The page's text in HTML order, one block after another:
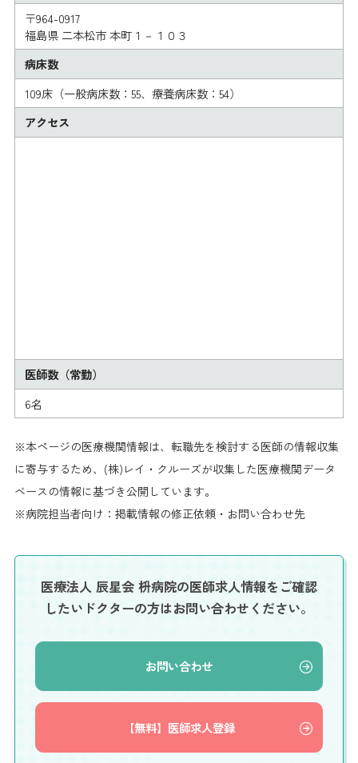
〒964-0917
福島県 二本松市 本町１－１０３
病床数
109床（一般病床数：55、療養病床数：54）
アクセス
医師数（常勤）
6名
※本ページの医療機関情報は、転職先を検討する医師の情報収集
に寄与するため、(株)レイ・クルーズが収集した医療機関データ
ベースの情報に基づき公開しています。
※病院担当者向け：掲載情報の修正依頼・お問い合わせ先
医療法人 辰星会 枡病院の医師求人情報をご確認
したいドクターの方はお問い合わせください。
お問い合わせ
【無料】医師求人登録